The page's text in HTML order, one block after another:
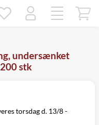
undersænket
stk
torsdag d. 13/8 -